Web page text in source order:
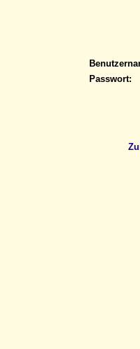
Passwort: